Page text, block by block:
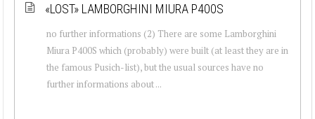
«LOST» LAMBORGHINI MIURA P400S
no further informations (2) There are some Lamborghini
Miura P400S which (probably) were built (at least they are in
the famous Pusich-list), but the usual sources have no
further informations about ...